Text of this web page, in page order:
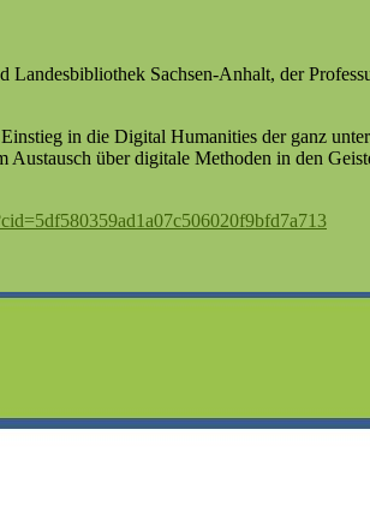
Landesbibliothek Sachsen-Anhalt, der
in die Digital Humanities der ganz
über digitale Methoden in den